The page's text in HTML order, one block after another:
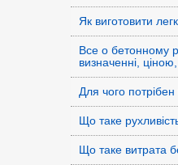
Як виготовити
Все о бетонному
визначенні,
Для чого потрібен
Що таке
Що таке витрата